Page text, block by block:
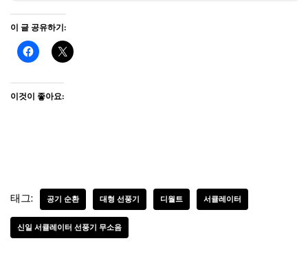
이 글 공유하기:
이것이 좋아요:
태그: 공기 순환 대형 선풍기 디월트 서큘레이터
신일 서큘레이터 선풍기 무소음